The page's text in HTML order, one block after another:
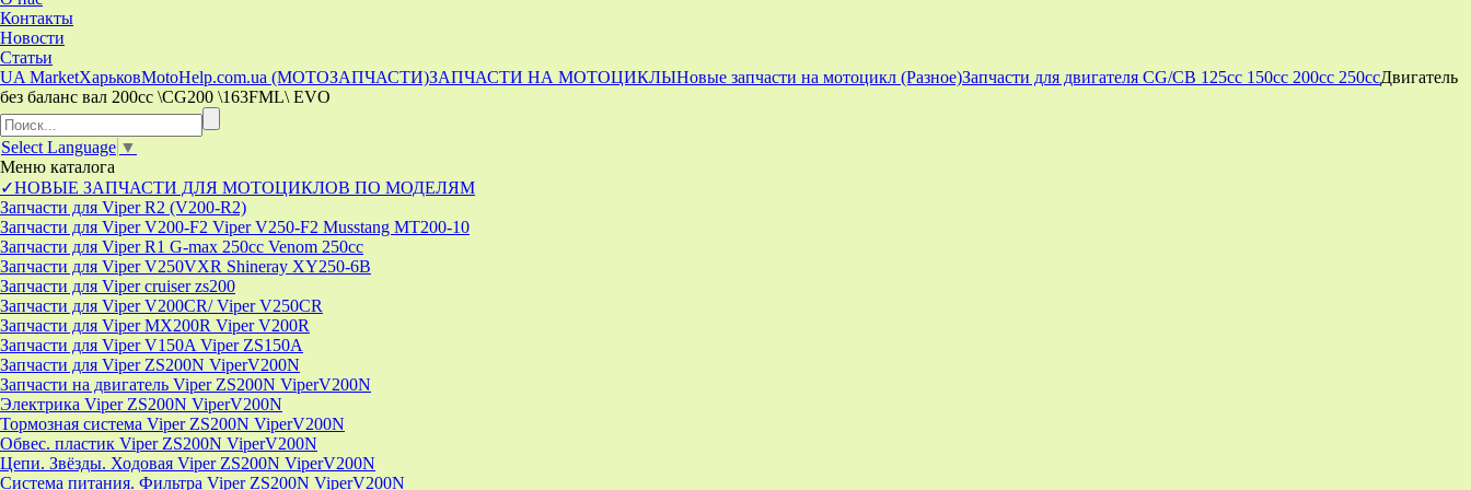
Контакты
Новости
Статьи
UA MarketХарьковMotoHelp.com.ua (МОТОЗАПЧАСТИ)ЗАПЧАСТИ НА МОТОЦИКЛЫНовые запчасти на мотоцикл (Разное)Запчасти для двигателя CG/CB 125cc 150cc 200cc 250ccДвигатель
без баланс вал 200cc \CG200 \163FML\ EVO
Select Language ▼
Меню каталога
✓НОВЫЕ ЗАПЧАСТИ ДЛЯ МОТОЦИКЛОВ ПО МОДЕЛЯМ
Запчасти для Viper R2 (V200-R2)
Запчасти для Viper V200-F2 Viper V250-F2 Musstang MT200-10
Запчасти для Viper R1 G-max 250cc Venom 250cc
Запчасти для Viper V250VXR Shineray XY250-6B
Запчасти для Viper cruiser zs200
Запчасти для Viper V200CR/ Viper V250CR
Запчасти для Viper MX200R Viper V200R
Запчасти для Viper V150A Viper ZS150A
Запчасти для Viper ZS200N ViperV200N
Запчасти на двигатель Viper ZS200N ViperV200N
Электрика Viper ZS200N ViperV200N
Тормозная система Viper ZS200N ViperV200N
Обвес. пластик Viper ZS200N ViperV200N
Цепи. Звёзды. Ходовая Viper ZS200N ViperV200N
Система питания. Фильтра Viper ZS200N ViperV200N